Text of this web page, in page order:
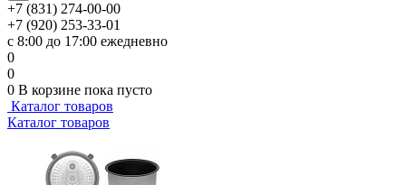
+7 (831) 274-00-00
+7 (920) 253-33-01
с 8:00 до 17:00 ежедневно
0
0
0 В корзине пока пусто
Каталог товаров
Каталог товаров